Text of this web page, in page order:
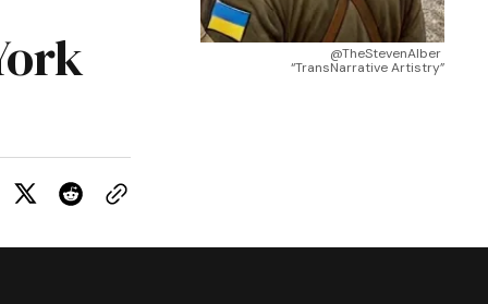
@TheStevenAlber
“TransNarrative Artistry”